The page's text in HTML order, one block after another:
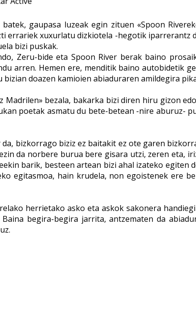
gaupasa luzeak egin zituen «Spoon
errariek xuxurlatu dizkiotela -hegotik iparrerantz
bizi puskak.
Zeru-bide eta Spoon River berak baino
arren. Hemen ere, menditik baino autobidetik
doazen kamioien abiaduraren amildegira
Madrilen» bezala, bakarka bizi diren hiru gizon
poetak asmatu du bete-betean -nire aburuz-
bizkorrago biziz ez baitakit ez ote garen
da norbere burua bere gisara utzi, zeren eta,
barik, besteen artean bizi ahal izateko egiten
egitasmoa, hain krudela, non egoistenek ere
herrietako asko eta askok sakonera
begira-begira jarrita, antzematen da